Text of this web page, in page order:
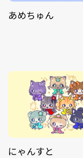
あめちゅん
にゃんすと